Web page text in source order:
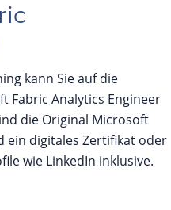
kann Sie auf die
Fabric Analytics Engineer
die Original Microsoft
ein digitales Zertifikat oder
wie LinkedIn inklusive.